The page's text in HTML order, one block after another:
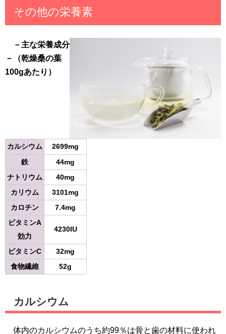
その他の栄養素
－主な栄養成分
－（乾燥桑の葉
100gあたり）
カルシウム 2699mg
鉄
44mg
ナトリウム
40mg
カリウム
3101mg
カロチン
7.4mg
ビタミンA
効力
4230IU
ビタミンC
32mg
食物繊維
52g
カルシウム
体内のカルシウムのうち約99％は骨と歯の材料に使われ